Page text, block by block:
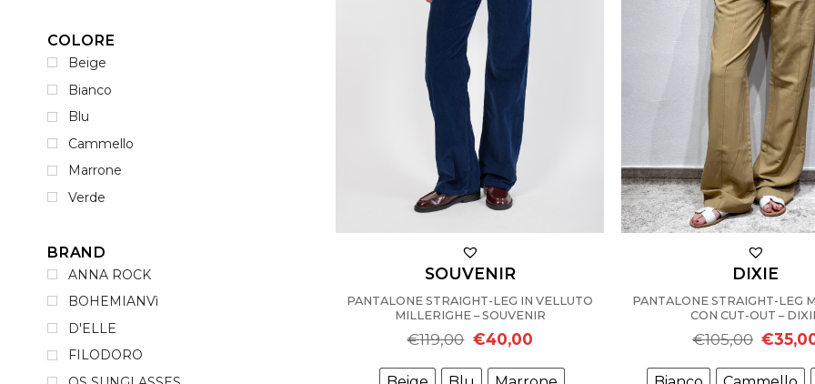
COLORE
Beige
Bianco
Blu
Cammello
Marrone
Verde
BRAND
ANNA ROCK
BOHEMIANVì
D'ELLE
FILODORO
SOUVENIR
PANTALONE STRAIGHT-LEG IN VELLUTO
MILLERIGHE – SOUVENIR
€119,00 Il
prezzo
era:
€40,00Il
è:
DIXIE
PANTALONE STRAIGHT-LEG
CON CUT-OUT –
€105,00 Il
prezzo
era:
€